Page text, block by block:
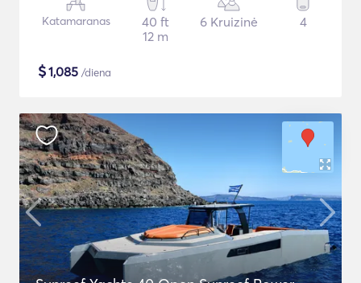
Katamaranas
40 ft
12 m
6 Kruizinė 4
$1,085 /diena